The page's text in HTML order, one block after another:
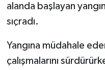
alanda başlayan
sıçradı.
Yangına müdahale
çalışmalarını